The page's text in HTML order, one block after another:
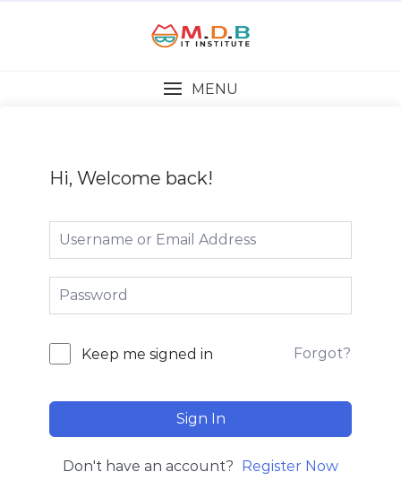
MENU
Hi, Welcome back!
Keep me signed in Forgot?
Sign In
Don't have an account? Register Now